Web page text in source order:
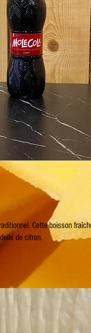
Cette boisson
de citron.